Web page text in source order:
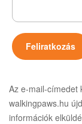
Az e-mail-címedet
walkingpaws.hu
információk